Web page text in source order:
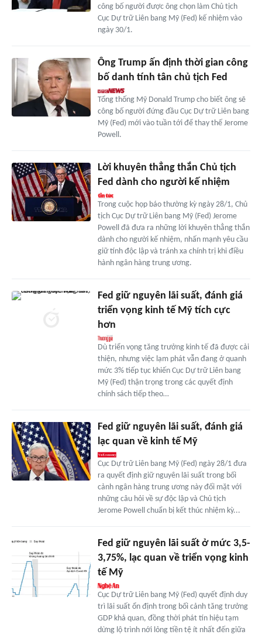
công bố người được ông chọn làm Chủ tịch
Cục Dự trữ Liên bang Mỹ (Fed) kế nhiệm vào
ngày 30/1.
Ông Trump ấn định thời gian công
bố danh tính tân chủ tịch Fed
Tổng thống Mỹ Donald Trump cho biết ông sẽ
công bố người đứng đầu Cục Dự trữ Liên bang
Mỹ (Fed) mới vào tuần tới để thay thế Jerome
Powell.
Lời khuyên thẳng thắn Chủ tịch
Fed dành cho người kế nhiệm
Trong cuộc họp báo thường kỳ ngày 28/1, Chủ
tịch Cục Dự trữ Liên bang Mỹ (Fed) Jerome
Powell đã đưa ra những lời khuyên thẳng thắn
dành cho người kế nhiệm, nhấn mạnh yêu cầu
giữ tính độc lập và tránh xa chính trị khi điều
hành ngân hàng trung ương.
Fed giữ nguyên lãi suất, đánh giá
triển vọng kinh tế Mỹ tích cực
hơn
Dù triển vọng tăng trưởng kinh tế đã được cải
thiện, nhưng việc lạm phát vẫn đang ở quanh
mức 3% tiếp tục khiến Cục Dự trữ Liên bang
Mỹ (Fed) thận trọng trong các quyết định
chính sách tiếp theo…
Fed giữ nguyên lãi suất, đánh giá
lạc quan về kinh tế Mỹ
Cục Dự trữ Liên bang Mỹ (Fed) ngày 28/1 đưa
ra quyết định giữ nguyên lãi suất trong bối
cảnh ngân hàng trung ương này đối mặt với
những câu hỏi về sự độc lập và Chủ tịch
Jerome Powell chuẩn bị kết thúc nhiệm kỳ...
Fed giữ nguyên lãi suất ở mức 3,5-
3,75%, lạc quan về triển vọng kinh
tế Mỹ
Cục Dự trữ Liên bang Mỹ (Fed) quyết định duy
trì lãi suất ổn định trong bối cảnh tăng trưởng
GDP khả quan, đồng thời phát tín hiệu tạm
dừng lộ trình nới lỏng tiền tệ ít nhất đến giữa